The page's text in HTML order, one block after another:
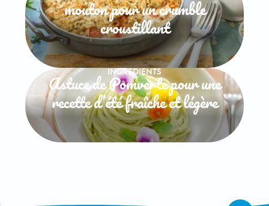
mouton pour un crumble
croustillant
INGREDIENTS
Astuce de Pomverte pour une
recette d’été fraîche et légère